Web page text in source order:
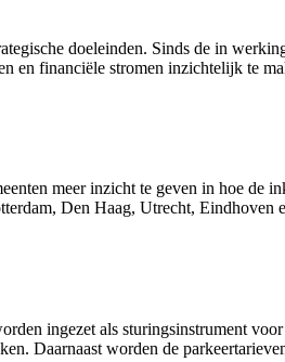
doeleinden. Sinds de in
en financiële stromen inzichtelijk te
meer inzicht te geven in hoe de
Den Haag, Utrecht,
ingezet als sturingsinstrument
Daarnaast worden de